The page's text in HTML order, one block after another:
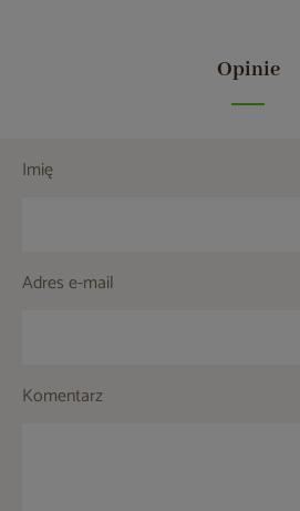
Opinie
Imię
Adres e-mail
Komentarz